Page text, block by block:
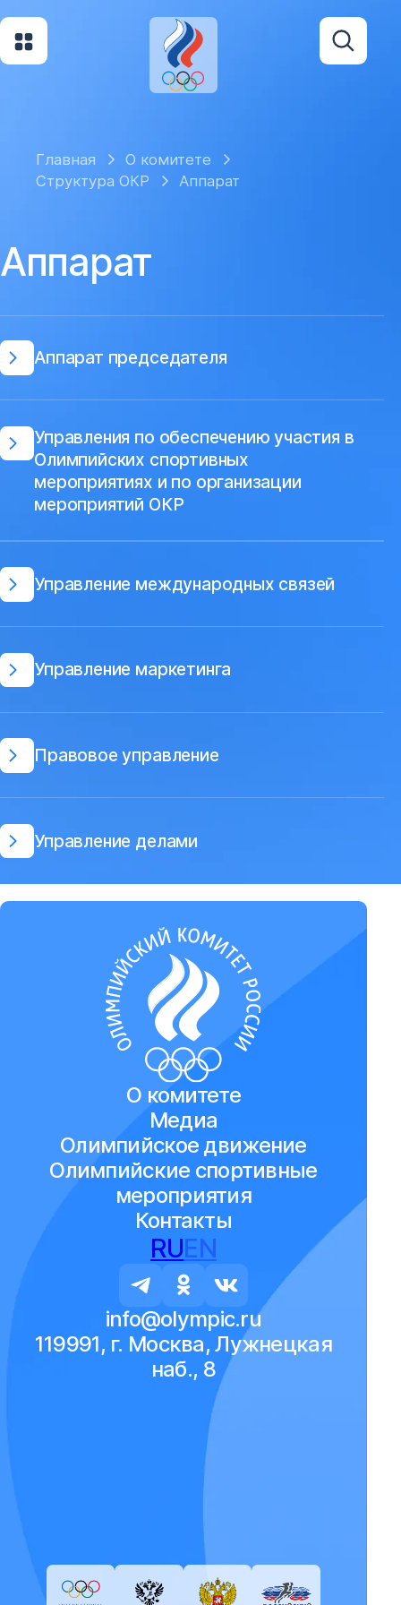
Главная
О комитете
Структура ОКР
Аппарат
Аппарат
Аппарат председателя
Управления по обеспечению участия в
Олимпийских спортивных
мероприятиях и по организации
мероприятий ОКР
Управление международных связей
Управление маркетинга
Правовое управление
Управление делами
О комитете
Медиа
Олимпийское движение
Олимпийские спортивные
мероприятия
Контакты
RUEN
info@olympic.ru
119991, г. Москва, Лужнецкая
наб., 8